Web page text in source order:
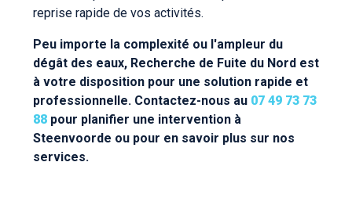
reprise rapide de vos activités.
Peu importe la complexité ou l'ampleur du
dégât des eaux, Recherche de Fuite du Nord est
à votre disposition pour une solution rapide et
professionnelle. Contactez-nous au 07 49 73 73
88 pour planifier une intervention à
Steenvoorde ou pour en savoir plus sur nos
services.